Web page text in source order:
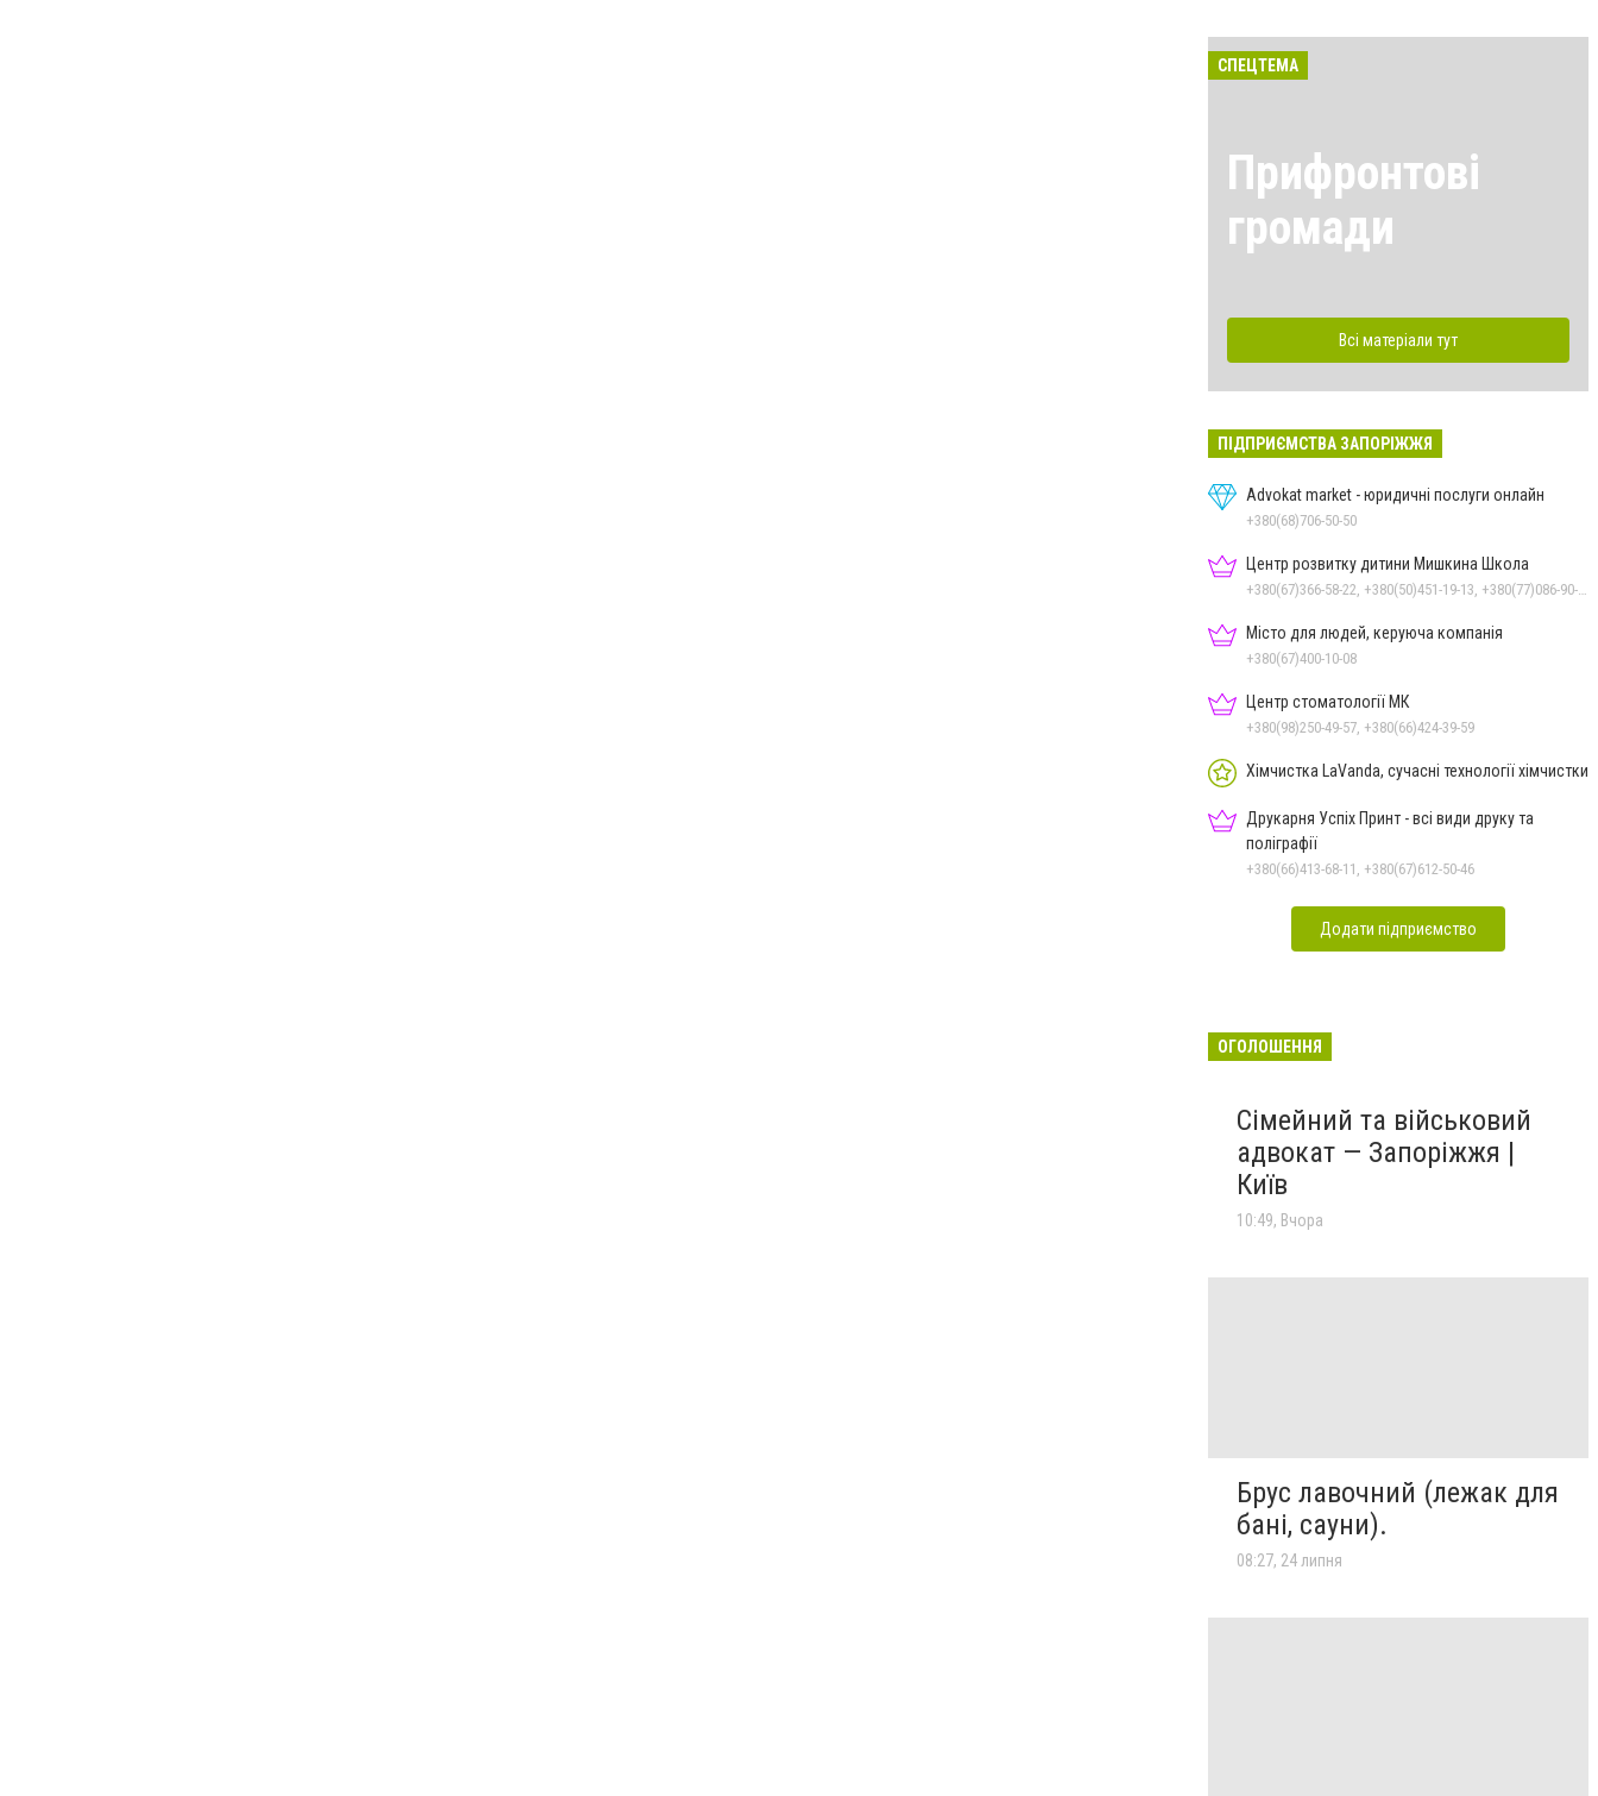
СПЕЦТЕМА
Прифронтові
громади
Всі матеріали тут
ПІДПРИЄМСТВА ЗАПОРІЖЖЯ
Advokat market - юридичні послуги онлайн
+380(68)706-50-50
Центр розвитку дитини Мишкина Школа
Місто для людей, керуюча компанія
+380(67)400-10-08
Центр стоматології МК
+380(98)250-49-57, +380(66)424-39-59
Хімчистка LaVanda, сучасні технології хімчистки
Друкарня Успіх Принт - всі види друку та
поліграфії
+380(66)413-68-11, +380(67)612-50-46
Додати підприємство
ОГОЛОШЕННЯ
Сімейний та військовий
адвокат — Запоріжжя |
Київ
10:49, Вчора
Брус лавочний (лежак для
бані, сауни).
08:27, 24 липня